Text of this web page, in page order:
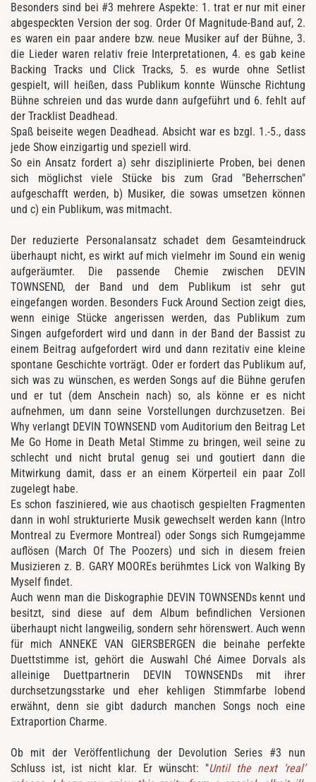
Besonders sind bei #3 mehrere Aspekte: 1. trat er nur mit einer
abgespeckten Version der sog. Order Of Magnitude-Band auf, 2.
es waren ein paar andere bzw. neue Musiker auf der Bühne, 3.
die Lieder waren relativ freie Interpretationen, 4. es gab keine
Backing Tracks und Click Tracks, 5. es wurde ohne Setlist
gespielt, will heißen, dass Publikum konnte Wünsche Richtung
Bühne schreien und das wurde dann aufgeführt und 6. fehlt auf
der Tracklist Deadhead.
Spaß beiseite wegen Deadhead. Absicht war es bzgl. 1.-5., dass
jede Show einzigartig und speziell wird.
So ein Ansatz fordert a) sehr disziplinierte Proben, bei denen
sich möglichst viele Stücke bis zum Grad "Beherrschen"
aufgeschafft werden, b) Musiker, die sowas umsetzen können
und c) ein Publikum, was mitmacht.
Der reduzierte Personalansatz schadet dem Gesamteindruck
überhaupt nicht, es wirkt auf mich vielmehr im Sound ein wenig
aufgeräumter. Die passende Chemie zwischen DEVIN
TOWNSEND, der Band und dem Publikum ist sehr gut
eingefangen worden. Besonders Fuck Around Section zeigt dies,
wenn einige Stücke angerissen werden, das Publikum zum
Singen aufgefordert wird und dann in der Band der Bassist zu
einem Beitrag aufgefordert wird und dann rezitativ eine kleine
spontane Geschichte vorträgt. Oder er fordert das Publikum auf,
sich was zu wünschen, es werden Songs auf die Bühne gerufen
und er tut (dem Anschein nach) so, als könne er es nicht
aufnehmen, um dann seine Vorstellungen durchzusetzen. Bei
Why verlangt DEVIN TOWNSEND vom Auditorium den Beitrag Let
Me Go Home in Death Metal Stimme zu bringen, weil seine zu
schlecht und nicht brutal genug sei und goutiert dann die
Mitwirkung damit, dass er an einem Körperteil ein paar Zoll
zugelegt habe.
Es schon fasziniered, wie aus chaotisch gespielten Fragmenten
dann in wohl strukturierte Musik gewechselt werden kann (Intro
Montreal zu Evermore Montreal) oder Songs sich Rumgejamme
auflösen (March Of The Poozers) und sich in diesem freien
Musizieren z. B. GARY MOOREs berühmtes Lick von Walking By
Myself findet.
Auch wenn man die Diskographie DEVIN TOWNSENDs kennt und
besitzt, sind diese auf dem Album befindlichen Versionen
überhaupt nicht langweilig, sondern sehr hörenswert. Auch wenn
für mich ANNEKE VAN GIERSBERGEN die beinahe perfekte
Duettstimme ist, gehört die Auswahl Ché Aimee Dorvals als
alleinige Duettpartnerin DEVIN TOWNSENDs mit ihrer
durchsetzungsstarke und eher kehligen Stimmfarbe lobend
erwähnt, denn sie gibt dadurch manchen Songs noch eine
Extraportion Charme.
Ob mit der Veröffentlichung der Devolution Series #3 nun
Schluss ist, ist nicht klar. Er wünscht: "Until the next ‘real’